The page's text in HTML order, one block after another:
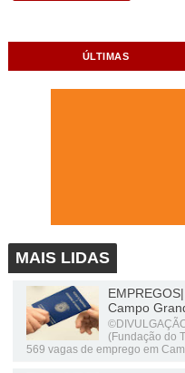
ÚLTIMAS
MAIS LIDAS
Campo
(Fundação do
569 vagas de emprego em